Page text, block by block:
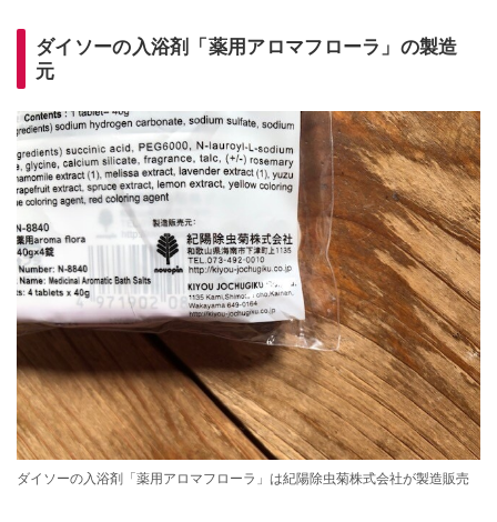
ダイソーの入浴剤「薬用アロマフローラ」の製造
元
ダイソーの入浴剤「薬用アロマフローラ」は紀陽除虫菊株式会社が製造販売